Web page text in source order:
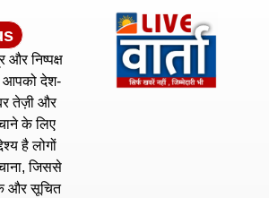
और निष्पक्ष
आपको देश-
तेज़ी और
के लिए
है लोगों
जिससे
और सूचित